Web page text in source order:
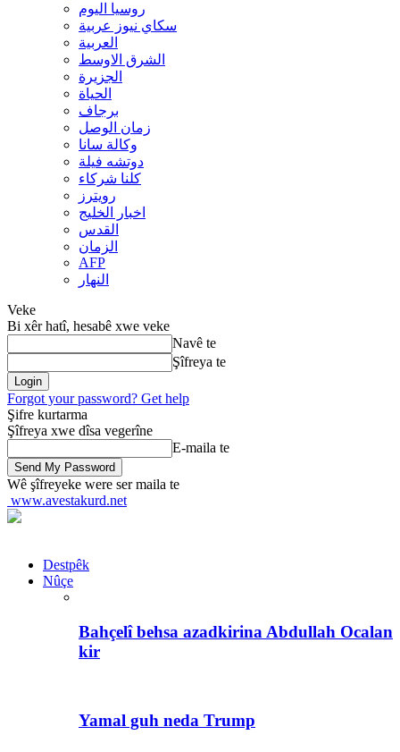
روسیا الیوم
سكاي نيوز عربية
العربية
الشرق الاوسط
الجزيرة
الحیاة
برجاف
زمان الوصل
وکالة سانا
دوتشه فیلة
کلنا شرکاء
رويترز
اخبار الخلیج
القدس
الزمان
AFP
النهار
Veke
Bi xêr hatî, hesabê xwe veke
Navê te
Şîfreya te
Forgot your password? Get help
Şifre kurtarma
Şîfreya xwe dîsa vegerîne
E-maila te
Wê şîfreyeke were ser maila te
www.avestakurd.net
Destpêk
Nûçe
Bahçelî behsa azadkirina Abdullah Ocalan
kir
Yamal guh neda Trump